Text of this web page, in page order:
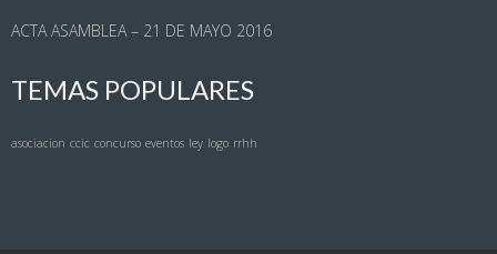
ACTA ASAMBLEA – 21 DE MAYO 2016
TEMAS POPULARES
asociacion ccic concurso eventos ley logo rrhh